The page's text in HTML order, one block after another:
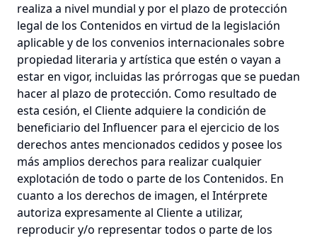
realiza a nivel mundial y por el plazo de protección
legal de los Contenidos en virtud de la legislación
aplicable y de los convenios internacionales sobre
propiedad literaria y artística que estén o vayan a
estar en vigor, incluidas las prórrogas que se puedan
hacer al plazo de protección. Como resultado de
esta cesión, el Cliente adquiere la condición de
beneficiario del Influencer para el ejercicio de los
derechos antes mencionados cedidos y posee los
más amplios derechos para realizar cualquier
explotación de todo o parte de los Contenidos. En
cuanto a los derechos de imagen, el Intérprete
autoriza expresamente al Cliente a utilizar,
reproducir y/o representar todos o parte de los